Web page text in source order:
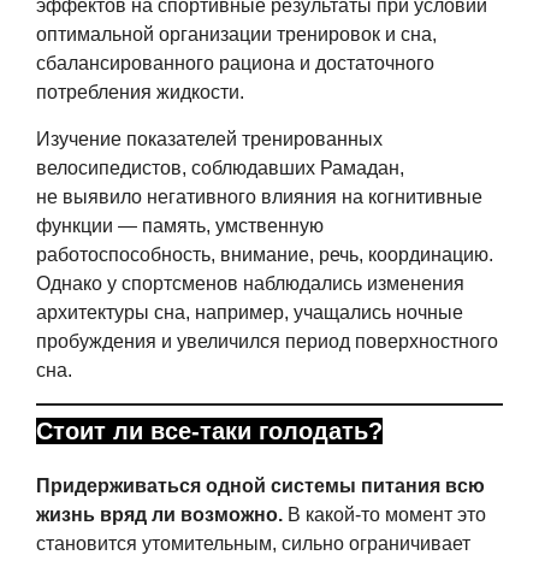
эффектов на спортивные результаты при условии
оптимальной организации тренировок и сна,
сбалансированного рациона и достаточного
потребления жидкости.
Изучение показателей тренированных
велосипедистов, соблюдавших Рамадан,
не выявило негативного влияния на когнитивные
функции — память, умственную
работоспособность, внимание, речь, координацию.
Однако у спортсменов наблюдались изменения
архитектуры сна, например, учащались ночные
пробуждения и увеличился период поверхностного
сна.
Стоит ли все-таки голодать?
Придерживаться одной системы питания всю
жизнь вряд ли возможно. В какой-то момент это
становится утомительным, сильно ограничивает